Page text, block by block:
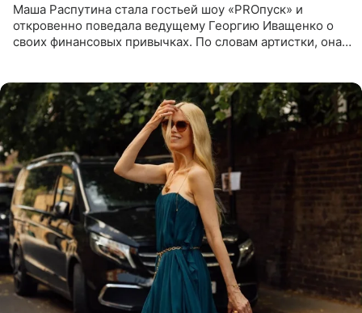
Маша Распутина стала гостьей шоу «PROпуск» и
откровенно поведала ведущему Георгию Иващенко о
своих финансовых привычках. По словам артистки, она